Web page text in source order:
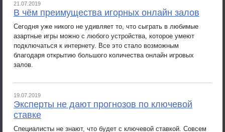
21.07.2019
В чём преимущества игорных онлайн залов
Сегодня уже никого не удивляет то, что сыграть в любимые
азартные игры можно с любого устройства, которое умеют
подключаться к интернету. Все это стало возможным
благодаря открытию большого количества онлайн игровых
залов.
19.07.2019
Эксперты не дают прогнозов по ключевой
ставке
Специалисты не знают, что будет с ключевой ставкой. Совсем